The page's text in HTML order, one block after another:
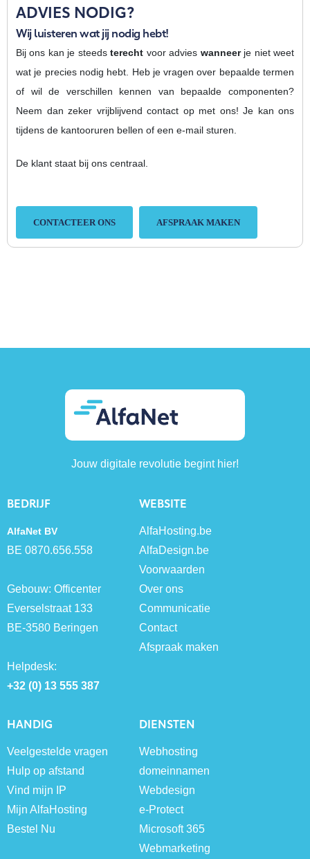
ADVIES NODIG?
Wij luisteren wat jij nodig hebt!
Bij ons kan je steedsterecht voor advies wanneer je niet weet
wat je precies nodig hebt. Heb je vragen over bepaalde termen
of wil de verschillen kennen van bepaalde componenten?
Neem dan zeker vrijblijvend contact op met ons! Je kan ons
tijdens de kantooruren bellen of een e-mail sturen.
De klant staat bij ons centraal.
CONTACTEER ONS AFSPRAAK MAKEN
Jouw digitale revolutie begint hier!
BEDRIJF
AlfaNet BV
BE 0870.656.558
Gebouw: Officenter
Everselstraat 133
BE-3580 Beringen
Helpdesk:
+32 (0) 13 555 387
WEBSITE
AlfaHosting.be
AlfaDesign.be
Voorwaarden
Over ons
Communicatie
Contact
Afspraak maken
HANDIG
Veelgestelde vragen
Hulp op afstand
Vind mijn IP
Mijn AlfaHosting
Bestel Nu
DIENSTEN
Webhosting
domeinnamen
Webdesign
e-Protect
Microsoft 365
Webmarketing